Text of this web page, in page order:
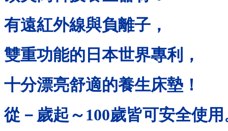
有遠紅外線與負離子，
雙重功能的日本世界專利，
十分漂亮舒適的養生床墊！
從－歲起～ 100歲皆可安全使用